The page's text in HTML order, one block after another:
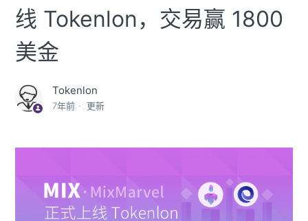
线 Tokenlon，交易赢 1800
美金
Tokenlon
7年前 更新